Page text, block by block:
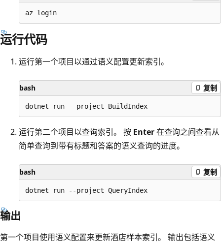
运行代码
运行第一个项目以通过语义配置更新索引。
bash 复制
运行第二个项目以查询索引。 按 Enter在查询之间查看从
简单查询到带有标题和答案的语义查询的进度。
bash 复制
输出
第一个项目使用语义配置来更新酒店样本索引。 输出包括语义